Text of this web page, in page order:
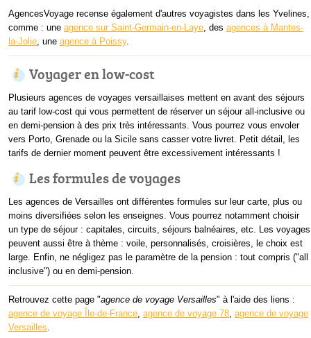
AgencesVoyage recense également d'autres voyagistes dans les Yvelines,
comme : une agence sur Saint-Germain-en-Laye , des agences à Mantes-
la-Jolie , une agence à Poissy.
Voyager en low-cost
Plusieurs agences de voyages versaillaises mettent en avant des séjours
au tarif low-cost qui vous permettent de réserver un séjour all-inclusive ou
en demi-pension à des prix très intéressants. Vous pourrez vous envoler
vers Porto, Grenade ou la Sicile sans casser votre livret. Petit détail, les
tarifs de dernier moment peuvent être excessivement intéressants !
Les formules de voyages
Les agences de Versailles ont différentes formules sur leur carte, plus ou
moins diversifiées selon les enseignes. Vous pourrez notamment choisir
un type de séjour : capitales, circuits, séjours balnéaires, etc. Les voyages
peuvent aussi être à thème : voile, personnalisés, croisières, le choix est
large. Enfin, ne négligez pas le paramètre de la pension : tout compris ("all
inclusive") ou en demi-pension.
Retrouvez cette page "agence de voyage Versailles" à l'aide des liens :
agence de voyage Île-de-France agence de voyage 78 agence de voyage
Versailles